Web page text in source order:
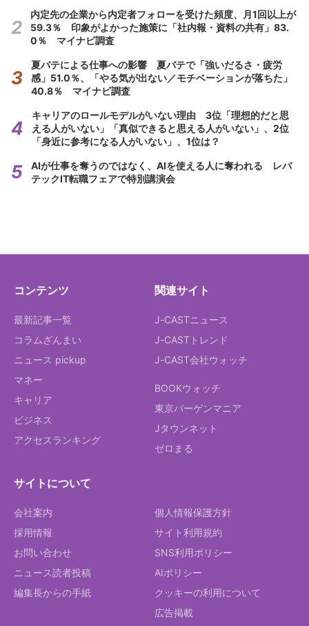
内定先の企業から内定者フォローを受けた頻度、月1回以上が
59.3％ 印象がよかった施策に「社内報・資料の共有」83.
0％ マイナビ調査
夏バテによる仕事への影響 夏バテで「強いだるさ・疲労
感」51.0％、「やる気が出ない／モチベーションが落ちた」
40.8％ マイナビ調査
キャリアのロールモデルがいない理由 3位「理想的だと思
える人がいない」「真似できると思える人がいない」、2位
「身近に参考になる人がいない」、1位は？
AIが仕事を奪うのではなく、AIを使える人に奪われる レバ
テックIT転職フェアで特別講演会
コンテンツ
最新記事一覧
コラムざんまい
ニュース pickup
マネー
キャリア
ビジネス
アクセスランキング
関連サイト
J-CASTニュース
J-CASTトレンド
J-CAST会社ウォッチ
BOOKウォッチ
東京バーゲンマニア
Jタウンネット
ゼロまる
サイトについて
会社案内
採用情報
お問い合わせ
ニュース読者投稿
編集長からの手紙
個人情報保護方針
サイト利用規約
SNS利用ポリシー
AIポリシー
クッキーの利用について
広告掲載